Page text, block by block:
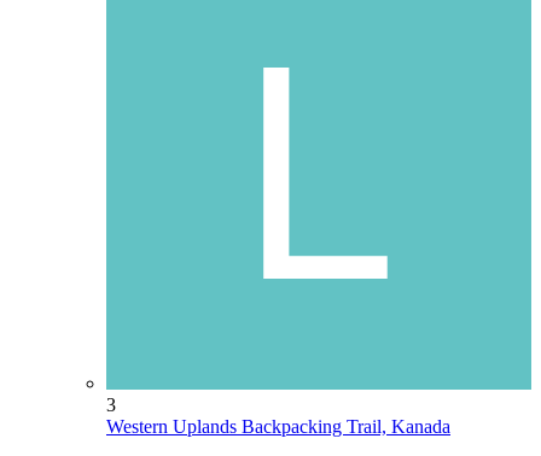
3
Western Uplands Backpacking Trail, Kanada